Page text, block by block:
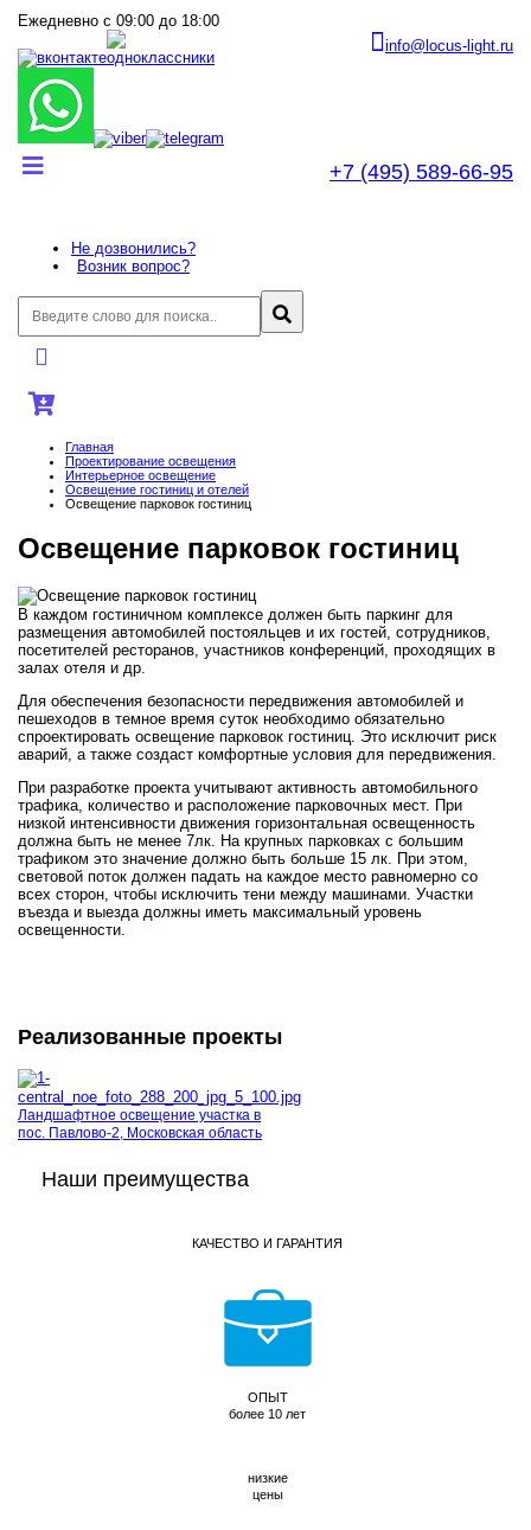
Ежедневно с 09:00 до 18:00
info@locus-light.ru
+7 (495) 589-66-95
Не дозвонились?
Возник вопрос?
Главная
Проектирование освещения
Интерьерное освещение
Освещение гостиниц и отелей
Освещение парковок гостиниц
Освещение парковок гостиниц
В каждом гостиничном комплексе должен быть паркинг для
размещения автомобилей постояльцев и их гостей, сотрудников,
посетителей ресторанов, участников конференций, проходящих в
залах отеля и др.
Для обеспечения безопасности передвижения автомобилей и
пешеходов в темное время суток необходимо обязательно
спроектировать освещение парковок гостиниц. Это исключит риск
аварий, а также создаст комфортные условия для передвижения.
При разработке проекта учитывают активность автомобильного
трафика, количество и расположение парковочных мест. При
низкой интенсивности движения горизонтальная освещенность
должна быть не менее 7лк. На крупных парковках с большим
трафиком это значение должно быть больше 15 лк. При этом,
световой поток должен падать на каждое место равномерно со
всех сторон, чтобы исключить тени между машинами. Участки
въезда и выезда должны иметь максимальный уровень
освещенности.
Реализованные проекты
Ландшафтное освещение участка в
пос. Павлово-2, Московская область
Наши преимущества
КАЧЕСТВО И ГАРАНТИЯ
ОПЫТ
более 10 лет
низкие
цены